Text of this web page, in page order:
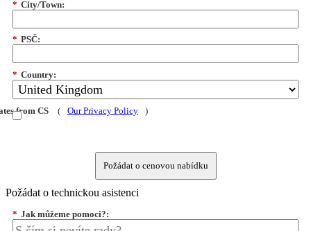
* City/Town:
* PSČ:
* Country:
from CS ( Our Privacy Policy )
Požádat o cenovou nabídku
Požádat o technickou asistenci
* Jak můžeme pomoci?: